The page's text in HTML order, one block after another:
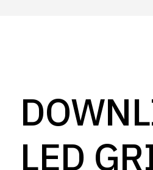
FAQs
Proyectos
Zona de
LED